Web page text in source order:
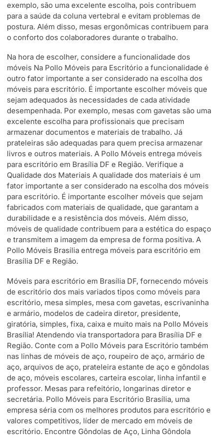
exemplo, são uma excelente escolha, pois contribuem
para a saúde da coluna vertebral e evitam problemas de
postura. Além disso, mesas ergonômicas contribuem para
o conforto dos colaboradores durante o trabalho.
Na hora de escolher, considere a funcionalidade dos
móveis Na Pollo Móveis para Escritório a funcionalidade é
outro fator importante a ser considerado na escolha dos
móveis para escritório. É importante escolher móveis que
sejam adequados às necessidades de cada atividade
desempenhada. Por exemplo, mesas com gavetas são uma
excelente escolha para profissionais que precisam
armazenar documentos e materiais de trabalho. Já
prateleiras são adequadas para quem precisa armazenar
livros e outros materiais. A Pollo Móveis entrega móveis
para escritório em Brasília DF e Região. Verifique a
Qualidade dos Materiais A qualidade dos materiais é um
fator importante a ser considerado na escolha dos móveis
para escritório. É importante escolher móveis que sejam
fabricados com materiais de qualidade, que garantam a
durabilidade e a resistência dos móveis. Além disso,
móveis de qualidade contribuem para a estética do espaço
e transmitem a imagem da empresa de forma positiva. A
Pollo Móveis Brasília entrega móveis para escritório em
Brasília DF e Região.
Móveis para escritório em Brasília DF, fornecendo móveis
de escritório dos mais variados tipos como móveis para
escritório, mesa simples, mesa com gavetas, escrivaninha
e armário, modelos de cadeira diretor, presidente,
giratória, simples, fixa, caixa e muito mais na Pollo Móveis
Brasília! Atendendo via transportadora para Brasília DF e
Região. Conte com a Pollo Móveis para Escritório também
nas linhas de móveis de aço, roupeiro de aço, armário de
aço, arquivos de aço, prateleira estante de aço e gôndolas
de aço, móveis escolares, carteira escolar, linha infantil e
professor. Mesas para refeitório, longarinas diretor e
secretária. Pollo Móveis para Escritório Brasília, uma
empresa séria com os melhores produtos para escritório e
valores competitivos, líder de mercado em móveis de
escritório. Encontre Gôndolas de Aço, Linha Gôndola